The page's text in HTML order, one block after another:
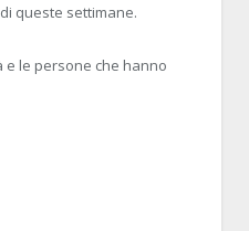
queste settimane.
e le persone che hanno